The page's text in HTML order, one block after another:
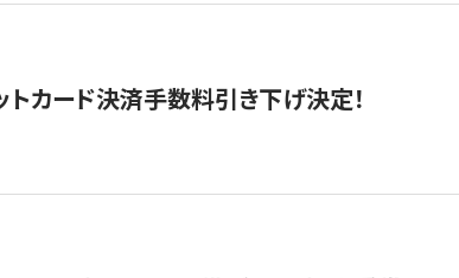
トカード決済手数料引き下げ決定！